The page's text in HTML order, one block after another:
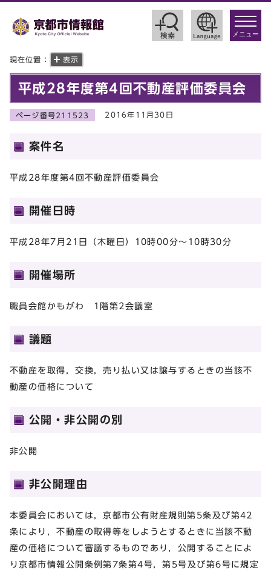
toggle
メニュー
現在位置： 表示
平成28年度第4回不動産評価委員会
ページ番号211523 2016年11月30日
案件名
平成28年度第4回不動産評価委員会
開催日時
平成28年7月21日（木曜日）10時00分～10時30分
開催場所
職員会館かもがわ 1階第2会議室
議題
不動産を取得，交換，売り払い又は譲与するときの当該不
動産の価格について
公開・非公開の別
非公開
非公開理由
本委員会においては，京都市公有財産規則第5条及び第42
条により，不動産の取得等をしようとするときに当該不動
産の価格について審議するものであり，公開することによ
り京都市情報公開条例第7条第4号，第5号及び第6号に規定